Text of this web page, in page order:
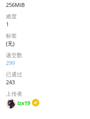
256MiB
难度
1
标签
(无)
递交数
299
已通过
243
上传者
lzx19